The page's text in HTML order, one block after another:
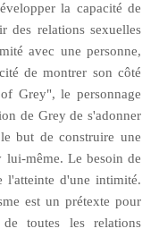
la capacité de
des relations sexuelles
avec une personne,
de montrer son côté
Grey", le personnage
de Grey de s'adonner
but de construire une
lui-même. Le besoin de
l'atteinte d'une intimité.
est un prétexte pour
toutes les relations